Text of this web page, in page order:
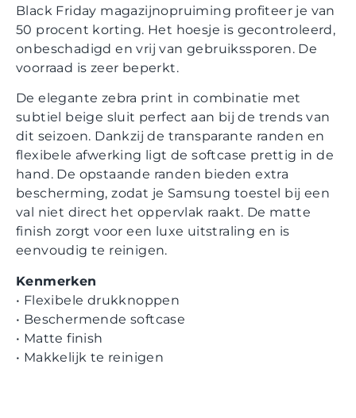
Black Friday magazijnopruiming profiteer je van
50 procent korting. Het hoesje is gecontroleerd,
onbeschadigd en vrij van gebruikssporen. De
voorraad is zeer beperkt.
De elegante zebra print in combinatie met
subtiel beige sluit perfect aan bij de trends van
dit seizoen. Dankzij de transparante randen en
flexibele afwerking ligt de softcase prettig in de
hand. De opstaande randen bieden extra
bescherming, zodat je Samsung toestel bij een
val niet direct het oppervlak raakt. De matte
finish zorgt voor een luxe uitstraling en is
eenvoudig te reinigen.
Kenmerken
• Flexibele drukknoppen
• Beschermende softcase
• Matte finish
• Makkelijk te reinigen